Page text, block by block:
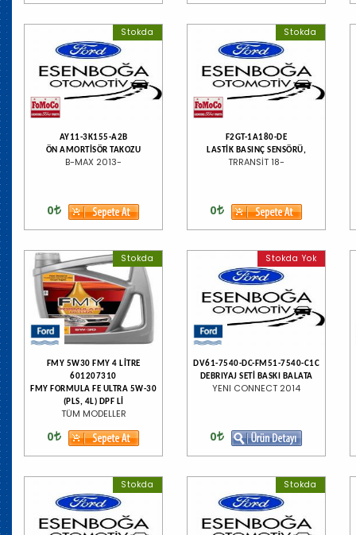
Stokda
AY11-3K155-A2B
ÖN AMORTİSÖR TAKOZU
B-MAX 2013-
0
Stokda
F2GT-1A180-DE
LASTİK BASINÇ SENSÖRÜ,
TRRANSİT 18-
0
Stokda
FMY 5W30 FMY 4 LİTRE
601207310
FMY FORMULA FE ULTRA 5W-30
(PLS, 4L) DPF Lİ
TÜM MODELLER
0
Stokda Yok
DV61-7540-DC-FM51-7540-C1C
DEBRIYAJ SETİ BASKI BALATA
YENI CONNECT 2014
0
Stokda Stokda